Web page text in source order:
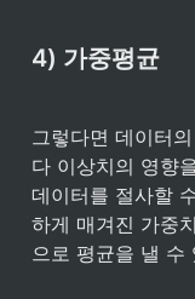
4) 가중평균
그렇다면 데이터
다 이상치의 영향
데이터를 절사할
하게 매겨진 가중
으로 평균을 낼 수